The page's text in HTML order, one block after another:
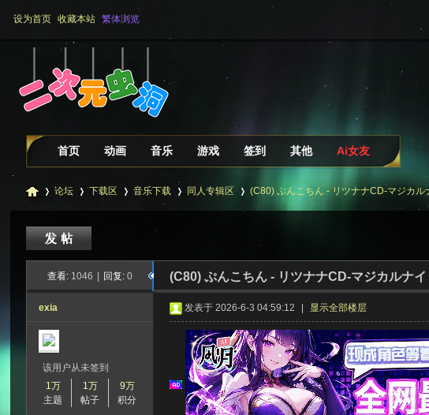
设为首页 收藏本站 繁体浏览
首页 动画 音乐 游戏 签到 其他 Ai女友
二 »
论坛
›
下载区
›
音乐下载
›
同人专辑区
›
(C80) ぷんこちん - リツナナCD-マジカル
查看: 1046 回复: 0 (C80) ぷんこちん - リツナナCD-マジカルナ
exia
该用户从未签到
1万
主题
1万
帖子
9万
积分
发表于 2026-6-3 04:59:12 显示全部楼层